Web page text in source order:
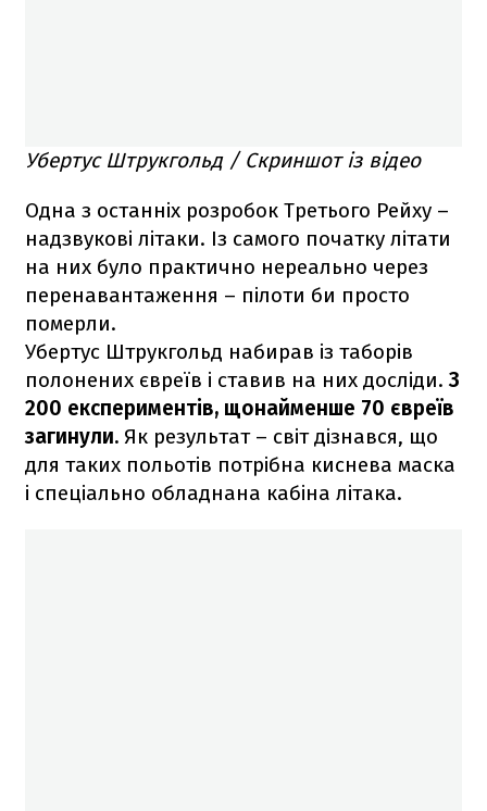
Убертус Штрукгольд / Скриншот із відео
Одна з останніх розробок Третього Рейху –
надзвукові літаки. Із самого початку літати
на них було практично нереально через
перенавантаження – пілоти би просто
померли.
Убертус Штрукгольд набирав із таборів
полонених євреїв і ставив на них досліди. З
200 експериментів, щонайменше 70 євреїв
загинули. Як результат – світ дізнався, що
для таких польотів потрібна киснева маска
і спеціально обладнана кабіна літака.